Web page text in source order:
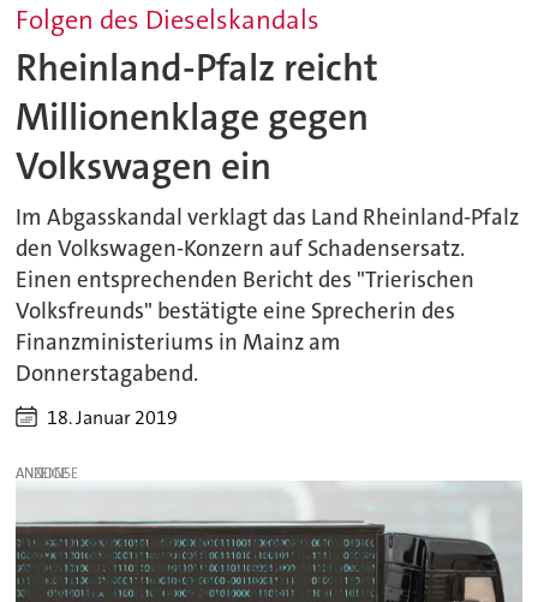
Folgen des Dieselskandals
Rheinland-Pfalz reicht
Millionenklage gegen
Volkswagen ein
Im Abgasskandal verklagt das Land Rheinland-Pfalz
den Volkswagen-Konzern auf Schadensersatz.
Einen entsprechenden Bericht des "Trierischen
Volksfreunds" bestätigte eine Sprecherin des
Finanzministeriums in Mainz am
Donnerstagabend.
18. Januar 2019
ANZEIGE